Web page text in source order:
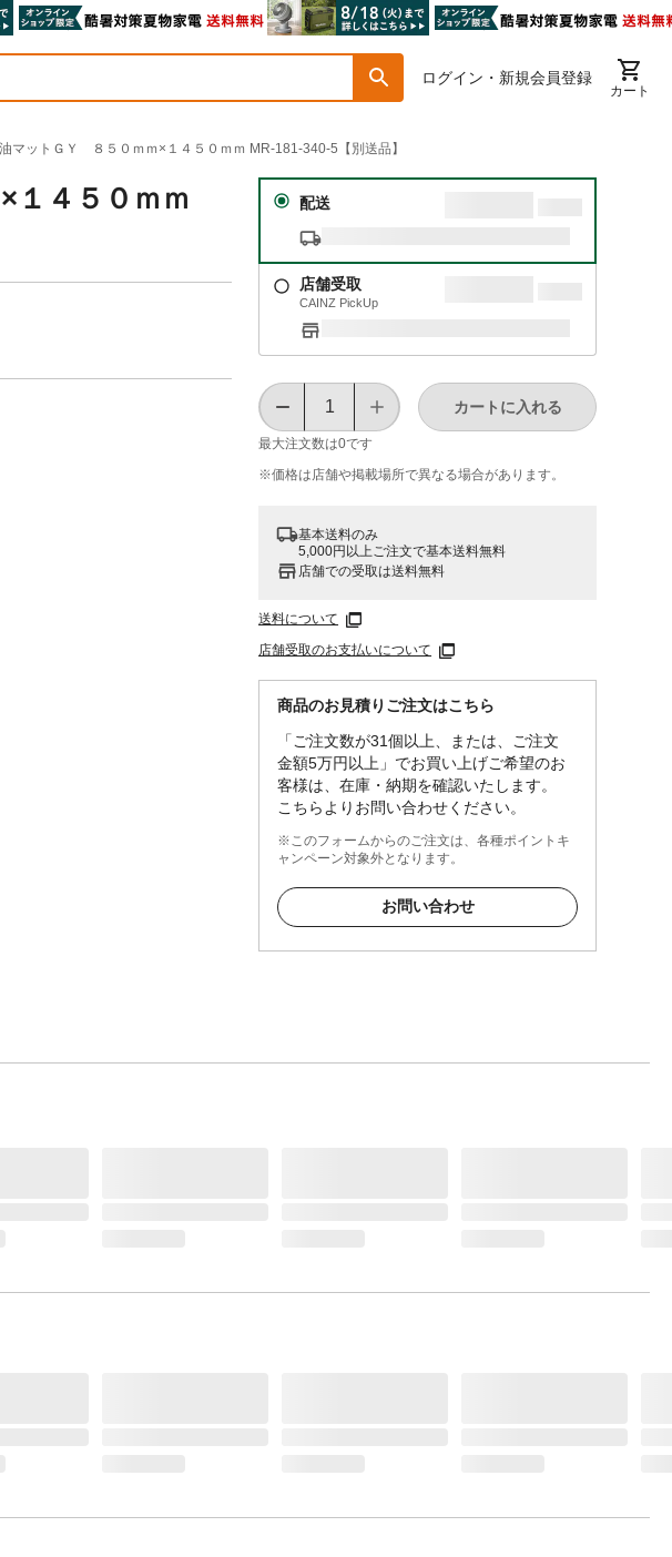
ログイン・新規会員登録
カート
マットＧＹ ８５０ｍｍ×１４５０ｍｍ MR-181-340-5【別送品】
１４５０ｍｍ
配送
店舗受取
CAINZ PickUp
最大注文数は0です
カートに入れる
※価格は​店舗や​掲載場所で​異なる​場合が​あります。
基本送料のみ
5,000円以上ご注文で基本送料無料
店舗での受取は送料無料
送料について
店舗受取のお支払いについて
商品のお見積りご注文はこちら
「ご注文数が31個以上、または、ご注文
金額5万円以上」でお買い上げご希望のお
客様は、在庫・納期を確認いたします。
こちらよりお問い合わせください。
※このフォームからのご注文は、各種ポイントキ
ャンペーン対象外となります。
お問い合わせ